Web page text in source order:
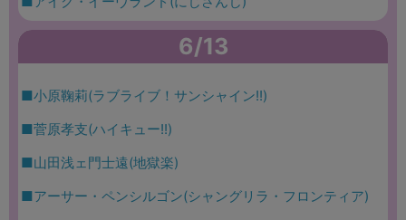
6/13
■小原鞠莉(ラブライブ！サンシャイン!!)
■菅原孝支(ハイキュー!!)
■山田浅ェ門士遠(地獄楽)
■アーサー・ペンシルゴン(シャングリラ・フロンティア)